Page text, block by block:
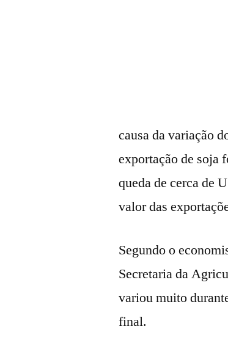
causa da variação
exportação de soja
queda de cerca de
valor das
Segundo o
Secretaria da
variou muito
final.